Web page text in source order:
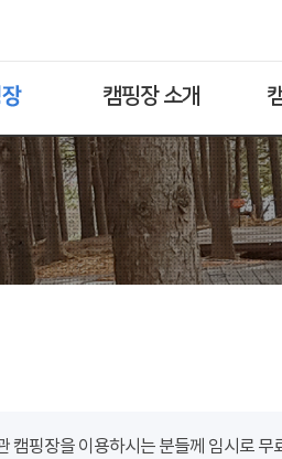
캠핑장 소개
캠핑장을 이용하시는 분들께 임시로